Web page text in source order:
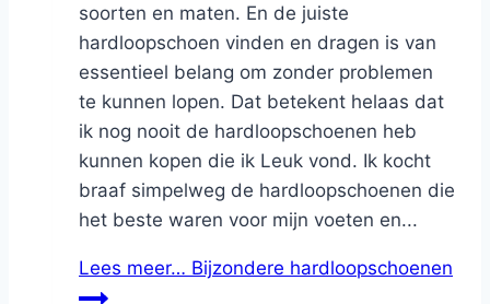
soorten en maten. En de juiste
hardloopschoen vinden en dragen is van
essentieel belang om zonder problemen
te kunnen lopen. Dat betekent helaas dat
ik nog nooit de hardloopschoenen heb
kunnen kopen die ik Leuk vond. Ik kocht
braaf simpelweg de hardloopschoenen die
het beste waren voor mijn voeten en...
Lees meer… Bijzondere hardloopschoenen